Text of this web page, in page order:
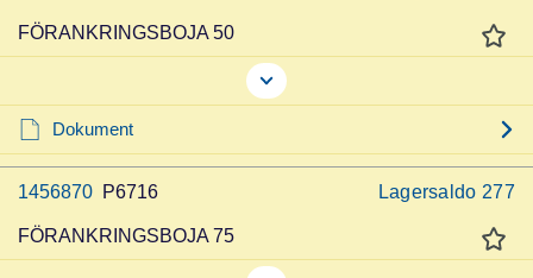
FÖRANKRINGSBOJA 50
Dokument
1456870 P6716 Lagersaldo 277
FÖRANKRINGSBOJA 75